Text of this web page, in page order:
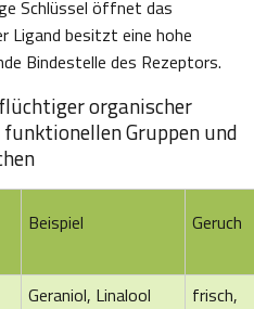
Schlüssel öffnet das
Ligand besitzt eine hohe
Bindestelle des Rezeptors.
Beispiel Geruch
organischer
Gruppen und
Geraniol, Linalool
frisch,